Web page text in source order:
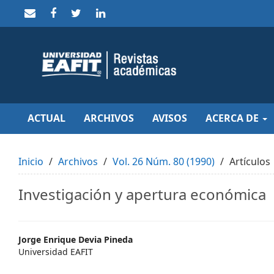
to
Main
Navigation
Content
Sidebar
ACTUAL ARCHIVOS AVISOS ACERCA DE
Inicio Archivos Vol. 26 Núm. 80 (1990) Artículos
Investigación y apertura económica
Main
Article
Jorge Enrique Devia Pineda
Universidad EAFIT